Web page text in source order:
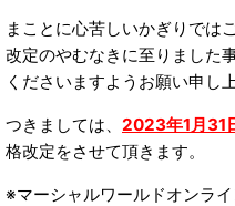
まことに心苦しいかぎりでは
改定のやむなきに至りました
くださいますようお願い申し
つきましては、 2023年1月31
格改定をさせて頂きます。
※マーシャルワールドオンラ